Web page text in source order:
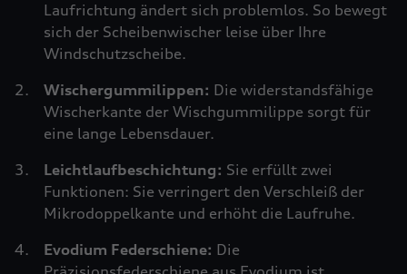
Laufrichtung ändert sich problemlos. So bewegt
sich der Scheibenwischer leise über Ihre
Windschutzscheibe.
Wischergummilippen: Die widerstandsfähige
Wischerkante der Wischgummilippe sorgt für
eine lange Lebensdauer.
Leichtlaufbeschichtung: Sie erfüllt zwei
Funktionen: Sie verringert den Verschleiß der
Mikrodoppelkante und erhöht die Laufruhe.
Evodium Federschiene: Die